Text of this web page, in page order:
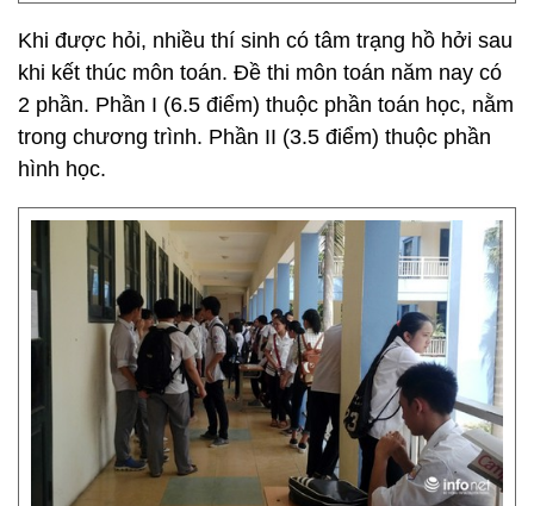
Khi được hỏi, nhiều thí sinh có tâm trạng hồ hởi sau
khi kết thúc môn toán. Đề thi môn toán năm nay có
2 phần. Phần I (6.5 điểm) thuộc phần toán học, nằm
trong chương trình. Phần II (3.5 điểm) thuộc phần
hình học.